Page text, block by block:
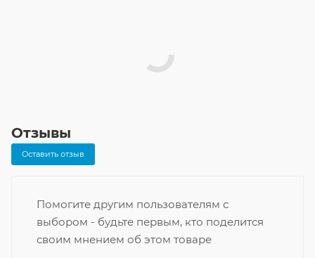
Отзывы
Оставить отзыв
Помогите другим пользователям с
выбором - будьте первым, кто поделится
своим мнением об этом товаре